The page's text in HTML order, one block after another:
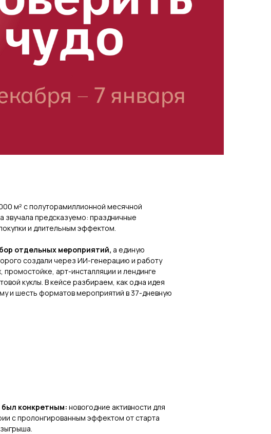
м² с полуторамиллионной месячной
звучала предсказуемо: праздничные
и длительным эффектом.
отдельных мероприятий, а единую
создали через ИИ-генерацию и работу
арт-инсталляции и лендинге
куклы. В кейсе разбираем, как одна идея
и шесть форматов мероприятий в 37-дневную
конкретным: новогодние активности для
с пролонгированным эффектом от старта